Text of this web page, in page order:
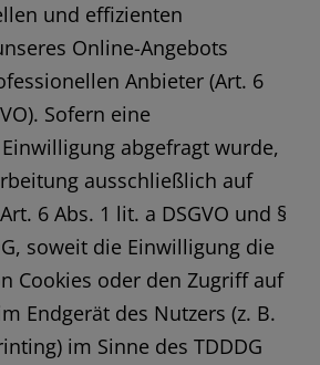
und effizienten
Online-Angebots
Anbieter (Art. 6
Sofern eine
abgefragt wurde,
ausschließlich auf
6 Abs. 1 lit. a DSGVO und §
soweit die Einwilligung die
Cookies oder den Zugriff auf
Endgerät des Nutzers (z. B.
im Sinne des TDDDG